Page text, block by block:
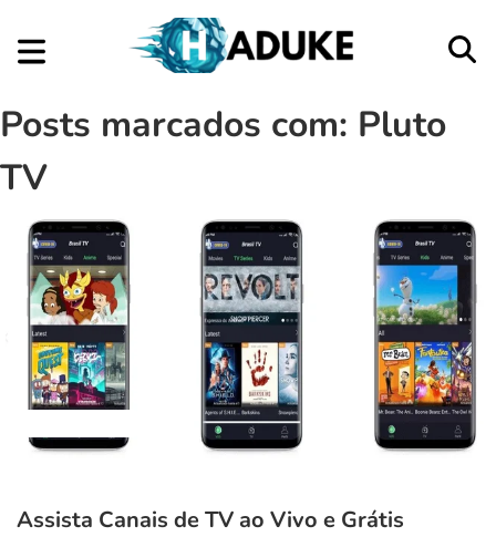
Posts marcados com: Pluto
TV
Assista Canais de TV ao Vivo e Grátis